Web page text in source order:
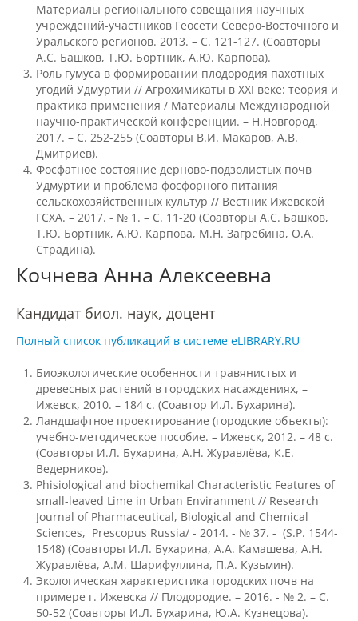
Предотвращение кризисных ситуаций
Ответственность за разжигание
межнациональной розни
Конкурсы и вакансии
Контакты
Обратная связь
Банковские реквизиты
Наши услуги
Международная деятельность
Организации-партнеры
Договоры о сотрудничестве
Зарубежные стажировки
Материалы регионального совещания научных
учреждений-участников Геосети Северо-Восточного и
Уральского регионов. 2013. – С. 121-127. (Соавторы
А.С. Башков, Т.Ю. Бортник, А.Ю. Карпова).
Роль гумуса в формировании плодородия пахотных
угодий Удмуртии // Агрохимикаты в XXI веке: теория и
практика применения / Материалы Международной
научно-практической конференции. – Н.Новгород,
2017. – С. 252-255 (Соавторы В.И. Макаров, А.В.
Дмитриев).
Фосфатное состояние дерново-подзолистых почв
Удмуртии и проблема фосфорного питания
сельскохозяйственных культур // Вестник Ижевской
ГСХА. – 2017. - № 1. – С. 11-20 (Соавторы А.С. Башков,
Т.Ю. Бортник, А.Ю. Карпова, М.Н. Загребина, О.А.
Страдина).
Кочнева Анна Алексеевна
Кандидат биол. наук, доцент
Полный список публикаций в системе eLIBRARY.RU
Биоэкологические особенности травянистых и
древесных растений в городских насаждениях, –
Ижевск, 2010. – 184 с. (Соавтор И.Л. Бухарина).
Ландшафтное проектирование (городские объекты):
учебно-методическое пособие. – Ижевск, 2012. – 48 с.
(Соавторы И.Л. Бухарина, А.Н. Журавлёва, К.Е.
Ведерников).
Phisiological and biochemikal Characteristic Features of
small-leaved Lime in Urban Enviranment // Research
Journal of Pharmaceutical, Biological and Chemical
Sciences, Prescopus Russia/ - 2014. - № 37. - (S.P. 1544-
1548) (Соавторы И.Л. Бухарина, А.А. Камашева, А.Н.
Журавлёва, А.М. Шарифуллина, П.А. Кузьмин).
Экологическая характеристика городских почв на
примере г. Ижевска // Плодородие. – 2016. - № 2. – С.
50-52 (Соавторы И.Л. Бухарина, Ю.А. Кузнецова).